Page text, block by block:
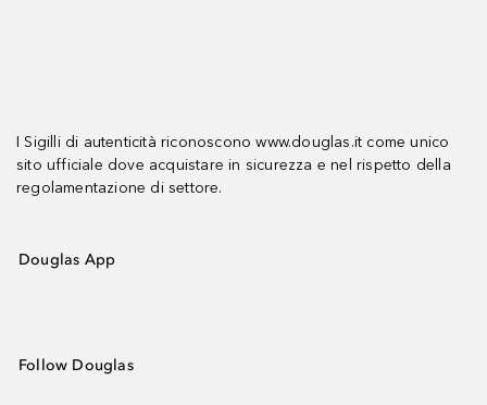
I Sigilli di autenticità riconoscono www.douglas.it come unico
sito ufficiale dove acquistare in sicurezza e nel rispetto della
regolamentazione di settore.
Douglas App
Follow Douglas